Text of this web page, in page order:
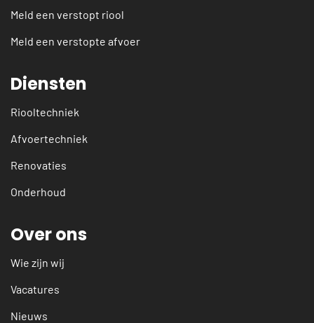
Meld een verstopt riool
Meld een verstopte afvoer
Diensten
Riooltechniek
Afvoertechniek
Renovaties
Onderhoud
Over ons
Wie zijn wij
Vacatures
Nieuws